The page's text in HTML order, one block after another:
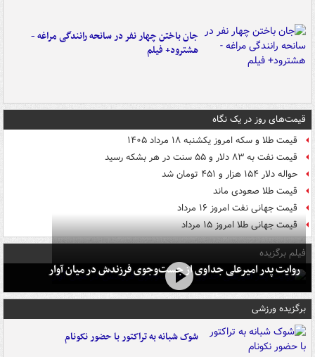
جان باختن چهار نفر در سانحه رانندگی مراغه -
هشترود+ فیلم
قیمت‌های روز در یک نگاه
قیمت طلا و سکه امروز یکشنبه ۱۸ مرداد ۱۴۰۵
قیمت نفت به ۸۳ دلار و ۵۵ سنت در هر بشکه رسید
حواله دلار ۱۵۴ هزار و ۴۵۱ تومان شد
قیمت طلا صعودی ماند
قیمت جهانی نفت امروز ۱۶ مرداد
قیمت جهانی طلا امروز ۱۵ مرداد
فیلم برگزیده
روایت پدر امیرعلی جداوی از جست‌وجوی فرزندش در میان آوار
برگزیده ورزشی
شوک شبانه به تراکتور با حضور نکونام